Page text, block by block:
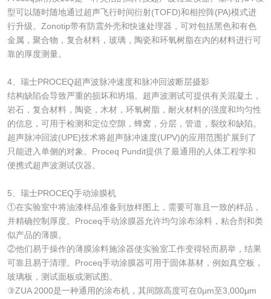
型可以随时随地通过超声飞行时间衍射(TOFD)和相控阵(PA)模式进
行升级。Zonotip带有防震外壳和快速处理器，可对包括黑色和有色
金属，聚合物，复合材料，玻璃，陶瓷和环氧树脂在内的材料进行可
靠的厚度测量。
4、瑞士PROCEQ超声波脉冲速度和脉冲回波断层摄影
结构缺陷会导致严重的损坏和坍塌。超声波测试可提供有关混凝土，
岩石，复合材料，陶瓷，木材，环氧树脂，耐火材料的强度和均匀性
的信息，可用于检测和定位空隙，蜂窝，分层，管道，裂纹和缺陷。
超声脉冲回波(UPE)技术将超声脉冲速度(UPV)的应用范围扩展到了
只能进入单侧的对象。Proceq Pundit提供了最通用的人体工程学和
便携式超声波测试仪器。
5、瑞士PROCEQ手动涂膜机
①在实验室中将油漆样品准备到放样图上，需要可靠且一致的样品，
并精确控制厚度。Proceq手动涂膜器允许均匀涂布涂料，粘合剂和类
似产品的薄膜。
②他们易于操作的薄膜涂料施涂器使实验室工作变得轻而易举，结果
可靠且易于清理。Proceq手动涂膜器可用于固体基材，例如真空板，
玻璃板，测试面板或测试图。
③ZUA 2000是一种通用的涂布机，其间隙高度可在0μm至3,000μm